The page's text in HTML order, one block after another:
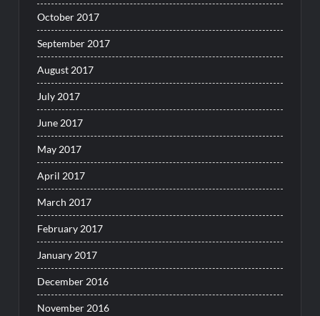
October 2017
September 2017
August 2017
July 2017
June 2017
May 2017
April 2017
March 2017
February 2017
January 2017
December 2016
November 2016